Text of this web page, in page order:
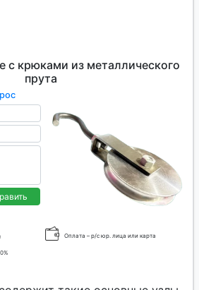
с крюками из металлического
прута
Оплата – р/с юр. лица или карта